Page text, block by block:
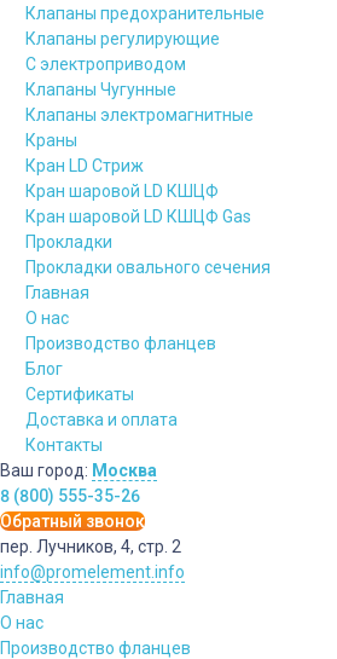
Клапаны предохранительные
Клапаны регулирующие
С электроприводом
Клапаны Чугунные
Клапаны электромагнитные
Краны
Кран LD Стриж
Кран шаровой LD КШЦФ
Кран шаровой LD КШЦФ Gas
Прокладки
Прокладки овального сечения
Главная
О нас
Производство фланцев
Блог
Сертификаты
Доставка и оплата
Контакты
Ваш город: Москва
8 (800) 555-35-26
Обратный звонок
пер. Лучников, 4, стр. 2
info@promelement.info
Главная
О нас
Производство фланцев